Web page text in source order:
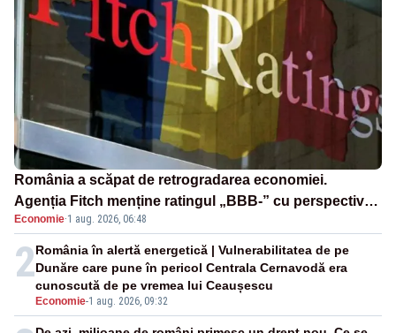
România a scăpat de retrogradarea economiei.
Agenția Fitch menține ratingul „BBB-” cu perspectivă
negativă
Economie·1 aug. 2026, 06:48
2
Economie-1 aug. 2026, 09:32
România în alertă energetică | Vulnerabilitatea de pe
Dunăre care pune în pericol Centrala Cernavodă era
cunoscută de pe vremea lui Ceaușescu